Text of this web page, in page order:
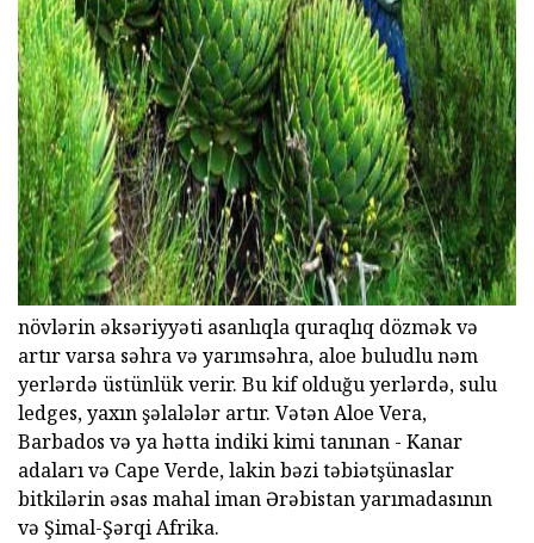
ad
növlərin əksəriyyəti asanlıqla quraqlıq dözmək və
artır varsa səhra və yarımsəhra, aloe buludlu nəm
yerlərdə üstünlük verir. Bu kif olduğu yerlərdə, sulu
ledges, yaxın şəlalələr artır. Vətən Aloe Vera,
Barbados və ya hətta indiki kimi tanınan - Kanar
adaları və Cape Verde, lakin bəzi təbiətşünaslar
bitkilərin əsas mahal iman Ərəbistan yarımadasının
və Şimal-Şərqi Afrika.